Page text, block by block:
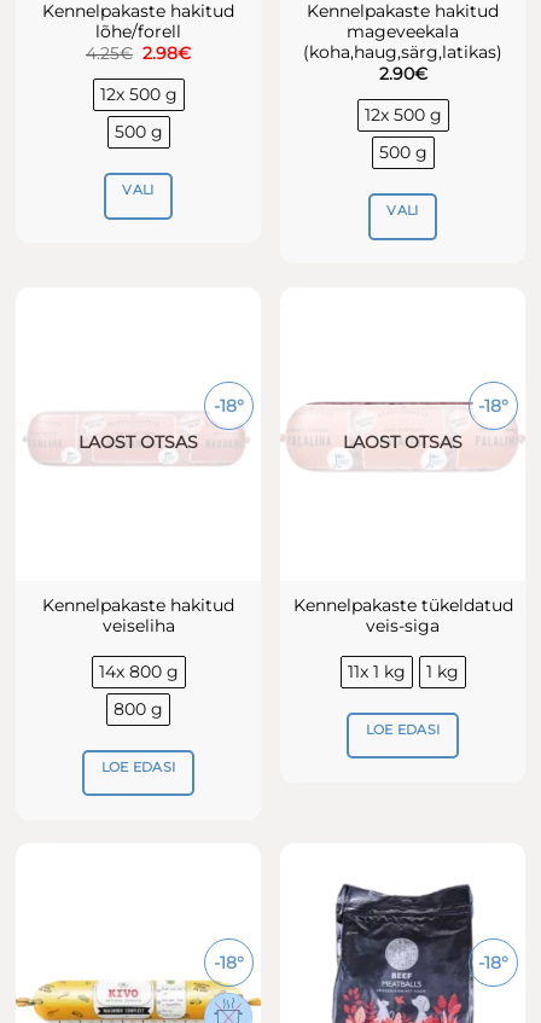
Kennelpakaste hakitud
lõhe/forell
4.25€ Algne
oli:
4.25€.
2.98€Praegune
12x 500 g
500 g
VALI
teha
tootelehel.
Kennelpakaste hakitud
mageveekala
(koha,haug,särg,latikas)
2.90€
12x 500 g
500 g
VALI
teha
tootelehel.
LAOST OTSAS
-18°
Kennelpakaste hakitud
veiseliha
14x 800 g
800 g
LOE EDASI
LAOST OTSAS
-18°
Kennelpakaste tükeldatud
veis-siga
11x 1 kg 1 kg
LOE EDASI
-18° -18°